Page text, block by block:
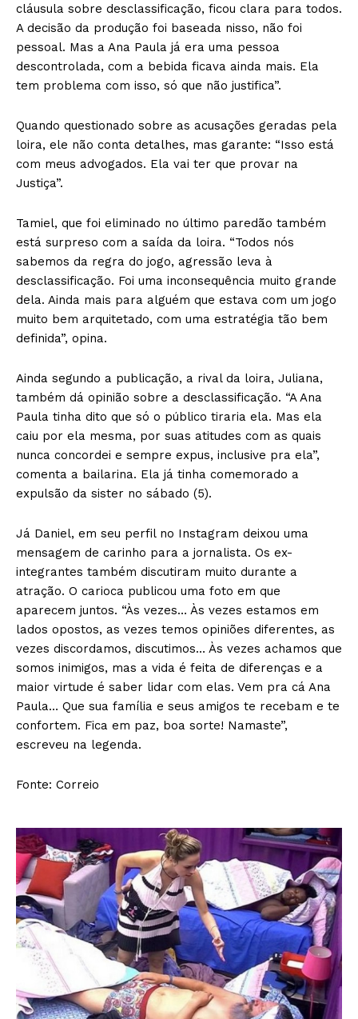
cláusula sobre desclassificação, ficou clara para todos.
A decisão da produção foi baseada nisso, não foi
pessoal. Mas a Ana Paula já era uma pessoa
descontrolada, com a bebida ficava ainda mais. Ela
tem problema com isso, só que não justifica”.
Quando questionado sobre as acusações geradas pela
loira, ele não conta detalhes, mas garante: “Isso está
com meus advogados. Ela vai ter que provar na
Justiça”.
Tamiel, que foi eliminado no último paredão também
está surpreso com a saída da loira. “Todos nós
sabemos da regra do jogo, agressão leva à
desclassificação. Foi uma inconsequência muito grande
dela. Ainda mais para alguém que estava com um jogo
muito bem arquitetado, com uma estratégia tão bem
definida”, opina.
Ainda segundo a publicação, a rival da loira, Juliana,
também dá opinião sobre a desclassificação. “A Ana
Paula tinha dito que só o público tiraria ela. Mas ela
caiu por ela mesma, por suas atitudes com as quais
nunca concordei e sempre expus, inclusive pra ela”,
comenta a bailarina. Ela já tinha comemorado a
expulsão da sister no sábado (5).
Já Daniel, em seu perfil no Instagram deixou uma
mensagem de carinho para a jornalista. Os ex-
integrantes também discutiram muito durante a
atração. O carioca publicou uma foto em que
aparecem juntos. “Às vezes… Às vezes estamos em
lados opostos, as vezes temos opiniões diferentes, as
vezes discordamos, discutimos… Às vezes achamos que
somos inimigos, mas a vida é feita de diferenças e a
maior virtude é saber lidar com elas. Vem pra cá Ana
Paula… Que sua família e seus amigos te recebam e te
confortem. Fica em paz, boa sorte! Namaste”,
escreveu na legenda.
Fonte: Correio